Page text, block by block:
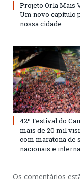
Projeto Orla Mais
Um novo capítulo
nossa cidade
42º Festival do
mais de 20 mil
com maratona de
nacionais e
Os comentários